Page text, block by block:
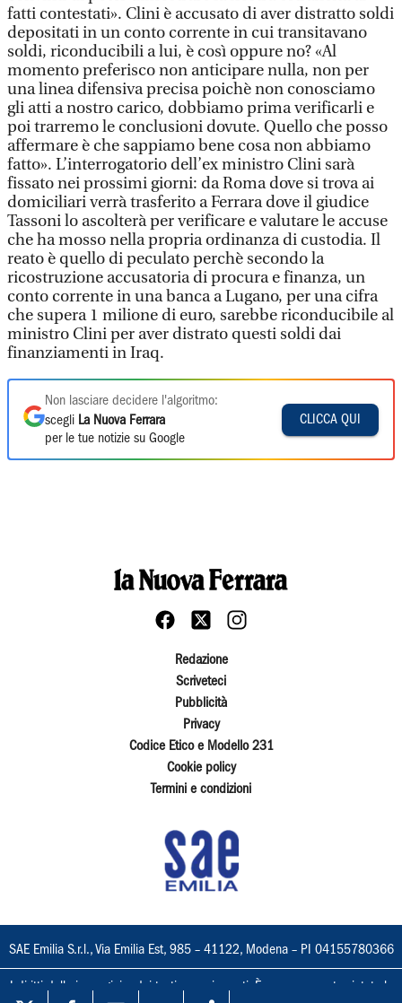
fatti contestati». Clini è accusato di aver distratto soldi
depositati in un conto corrente in cui transitavano
soldi, riconducibili a lui, è così oppure no? «Al
momento preferisco non anticipare nulla, non per
una linea difensiva precisa poichè non conosciamo
gli atti a nostro carico, dobbiamo prima verificarli e
poi trarremo le conclusioni dovute. Quello che posso
affermare è che sappiamo bene cosa non abbiamo
fatto». L’interrogatorio dell’ex ministro Clini sarà
fissato nei prossimi giorni: da Roma dove si trova ai
domiciliari verrà trasferito a Ferrara dove il giudice
Tassoni lo ascolterà per verificare e valutare le accuse
che ha mosso nella propria ordinanza di custodia. Il
reato è quello di peculato perchè secondo la
ricostruzione accusatoria di procura e finanza, un
conto corrente in una banca a Lugano, per una cifra
che supera 1 milione di euro, sarebbe riconducibile al
ministro Clini per aver distrato questi soldi dai
finanziamenti in Iraq.
Non lasciare decidere l'algoritmo:
scegli La Nuova Ferrara
per le tue notizie su Google
CLICCA QUI
Redazione
Scriveteci
Pubblicità
Privacy
Codice Etico e Modello 231
Cookie policy
Termini e condizioni
SAE Emilia S.r.l., Via Emilia Est, 985 – 41122, Modena – PI 04155780366
I diritti delle immagini e dei testi sono riservati. È espressamente vietata la